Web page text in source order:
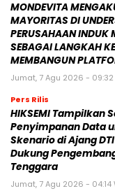
MONDEVITA
MAYORITAS DI
PERUSAHAAN INDUK
SEBAGAI LANGKAH
MEMBANGUN
Jumat, 7 Agu 2026 - 09:32
Pers Rilis
HIKSEMI Tampilkan
Penyimpanan Data
Skenario di Ajang
Dukung
Tenggara
Jumat, 7 Agu 2026 - 04:14